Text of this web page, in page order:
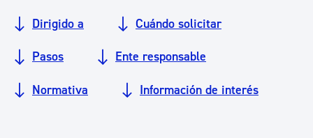
Dirigido a Cuándo solicitar
Pasos Ente responsable
Normativa Información de interés